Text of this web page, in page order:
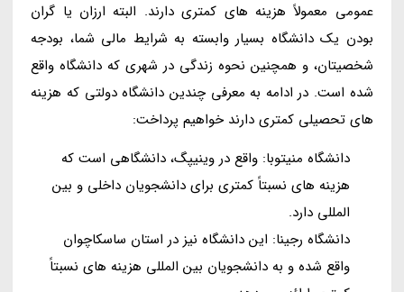
عمومی معمولاً هزینه های کمتری دارند. البته ارزان یا گران
بودن یک دانشگاه بسیار وابسته به شرایط مالی شما، بودجه
شخصیتان، و همچنین نحوه زندگی در شهری که دانشگاه واقع
شده است. در ادامه به معرفی چندین دانشگاه دولتی که هزینه
های تحصیلی کمتری دارند خواهیم پرداخت:
دانشگاه منیتوبا: واقع در وینیپگ، دانشگاهی است که
هزینه های نسبتاً کمتری برای دانشجویان داخلی و بین
المللی دارد.
دانشگاه رجینا: این دانشگاه نیز در استان ساسکاچوان
واقع شده و به دانشجویان بین المللی هزینه های نسبتاً